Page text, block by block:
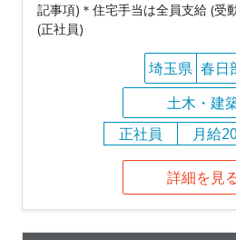
記事項)＊住宅手当は全員支給 (受
(正社員)
埼玉県 春日
土木・建
正社員
月給
詳細を見